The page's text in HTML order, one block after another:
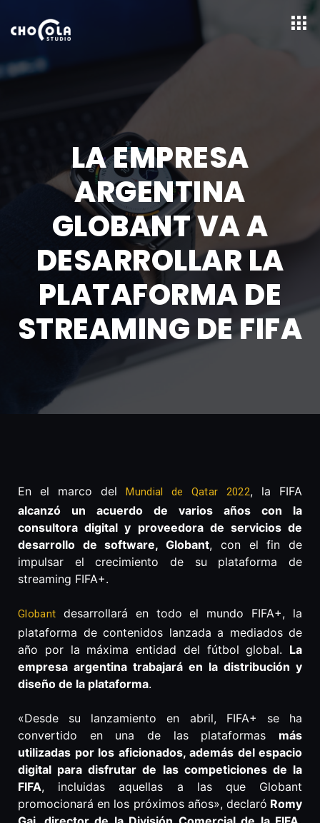
LA EMPRESA
ARGENTINA
GLOBANT VA A
DESARROLLAR LA
PLATAFORMA DE
STREAMING DE FIFA
En el marco delMundial de Qatar 2022, la FIFA
alcanzó un acuerdo de varios años con la
consultora digital y proveedora de servicios de
desarrollo de software, Globant, con el fin de
impulsar el crecimiento de su plataforma de
streaming FIFA+.
Globant desarrollará en todo el mundo FIFA+, la
plataforma de contenidos lanzada a mediados de
año por la máxima entidad del fútbol global. La
empresa argentina trabajará en la distribución y
diseño de la plataforma.
«Desde su lanzamiento en abril, FIFA+ se ha
convertido en una de las plataformas más
utilizadas por los aficionados, además del espacio
digital para disfrutar de las competiciones de la
FIFA, incluidas aquellas a las que Globant
promocionará en los próximos años», declaró Romy